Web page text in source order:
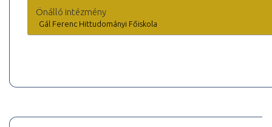
Önálló intézmény
Gál Ferenc Hittudományi Főiskola